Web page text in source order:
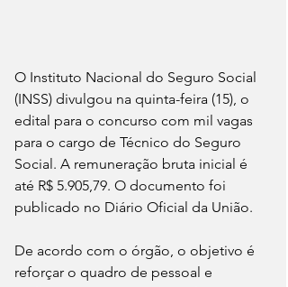
O Instituto Nacional do Seguro Social
(INSS) divulgou na quinta-feira (15), o
edital para o concurso com mil vagas
para o cargo de Técnico do Seguro
Social. A remuneração bruta inicial é
até R$ 5.905,79. O documento foi
publicado no Diário Oficial da União.
De acordo com o órgão, o objetivo é
reforçar o quadro de pessoal e